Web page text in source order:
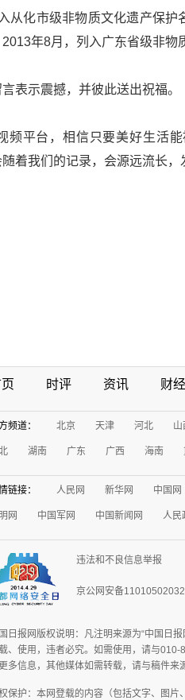
从化市级非物质文化遗产保
年8月，列入广东省级非物
表示震撼，并彼此送出祝福。
频平台，相信只要美好生活
着我们的记录，会源远流长，
时评 资讯 财经
频道： 北京 天津 河北 山
湖南 广东 广西 海南
链接： 人民网 新华网 中国网
网 中国军网 中国新闻网 人民
违法和不良信息举报
京公网安备
日报网版权说明：凡注明来源为“中国日
、使用，违者必究。如需使用，请与
多信息，其他媒体如需转载，请与稿件来
保护：本网登载的内容（包括文字、图